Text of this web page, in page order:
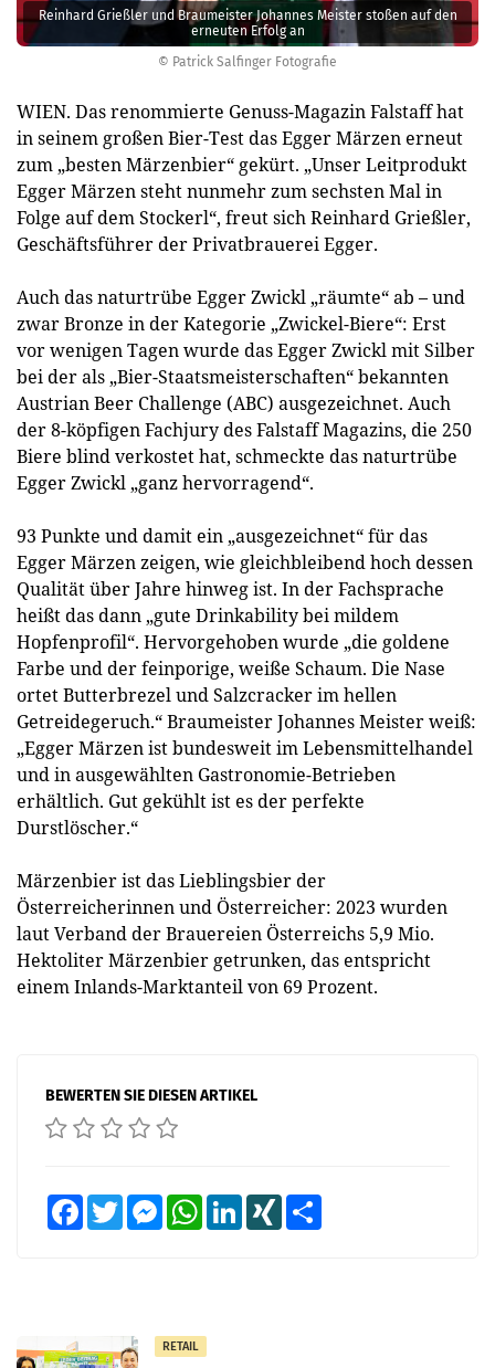
© Patrick Salfinger Fotografie
Reinhard Grießler und Braumeister Johannes Meister stoßen auf den
erneuten Erfolg an
WIEN. Das renommierte Genuss-Magazin Falstaff hat
in seinem großen Bier-Test das Egger Märzen erneut
zum „besten Märzenbier“ gekürt. „Unser Leitprodukt
Egger Märzen steht nunmehr zum sechsten Mal in
Folge auf dem Stockerl“, freut sich Reinhard Grießler,
Geschäftsführer der Privatbrauerei Egger.
Auch das naturtrübe Egger Zwickl „räumte“ ab – und
zwar Bronze in der Kategorie „Zwickel-Biere“: Erst
vor wenigen Tagen wurde das Egger Zwickl mit Silber
bei der als „Bier-Staatsmeisterschaften“ bekannten
Austrian Beer Challenge (ABC) ausgezeichnet. Auch
der 8-köpfigen Fachjury des Falstaff Magazins, die 250
Biere blind verkostet hat, schmeckte das naturtrübe
Egger Zwickl „ganz hervorragend“.
93 Punkte und damit ein „ausgezeichnet“ für das
Egger Märzen zeigen, wie gleichbleibend hoch dessen
Qualität über Jahre hinweg ist. In der Fachsprache
heißt das dann „gute Drinkability bei mildem
Hopfenprofil“. Hervorgehoben wurde „die goldene
Farbe und der feinporige, weiße Schaum. Die Nase
ortet Butterbrezel und Salzcracker im hellen
Getreidegeruch.“ Braumeister Johannes Meister weiß:
„Egger Märzen ist bundesweit im Lebensmittelhandel
und in ausgewählten Gastronomie-Betrieben
erhältlich. Gut gekühlt ist es der perfekte
Durstlöscher.“
Märzenbier ist das Lieblingsbier der
Österreicherinnen und Österreicher: 2023 wurden
laut Verband der Brauereien Österreichs 5,9 Mio.
Hektoliter Märzenbier getrunken, das entspricht
einem Inlands-Marktanteil von 69 Prozent.
BEWERTEN SIE DIESEN ARTIKEL
FacebookTwitter MessengerWhatsAppLinkedInXING
RETAIL